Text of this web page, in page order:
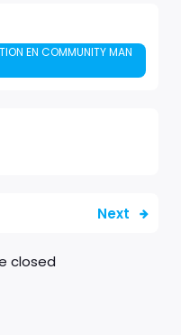
EN COMMUNITY MAN
Next
closed